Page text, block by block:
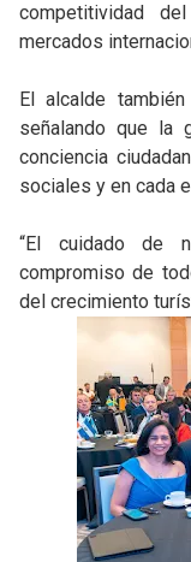
competitividad
mercados
El alcalde
señalando que la
conciencia
sociales y en cada
“El cuidado de
compromiso de
del crecimiento